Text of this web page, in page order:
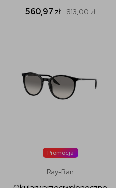
560,97 zł 813,00zł
Promocja
Ray-Ban